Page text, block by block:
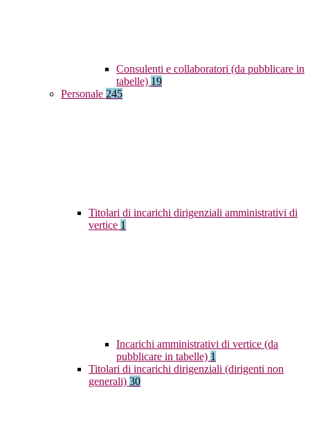
Consulenti e collaboratori (da pubblicare in
tabelle) 19
Personale 245
Titolari di incarichi dirigenziali amministrativi di
vertice 1
Incarichi amministrativi di vertice (da
pubblicare in tabelle) 1
Titolari di incarichi dirigenziali (dirigenti non
generali) 30